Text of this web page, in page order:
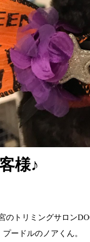
様♪
のトリミングサロン
ードルのノアくん。